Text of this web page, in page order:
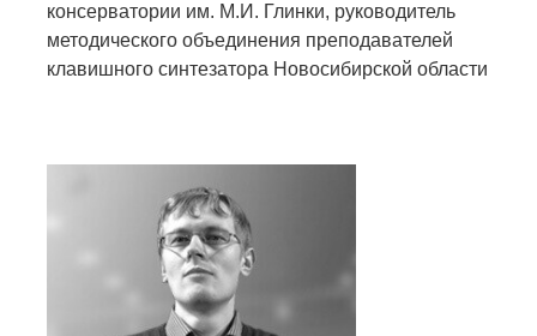
консерватории им. М.И. Глинки, руководитель
методического объединения преподавателей
клавишного синтезатора Новосибирской области